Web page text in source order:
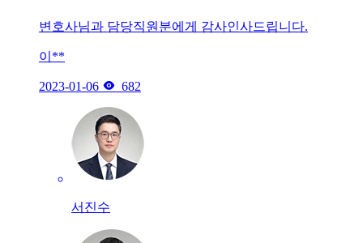
변호사님과 담당직원분에게 감사인사드립니다.
이**
2023-01-06  682
서진수